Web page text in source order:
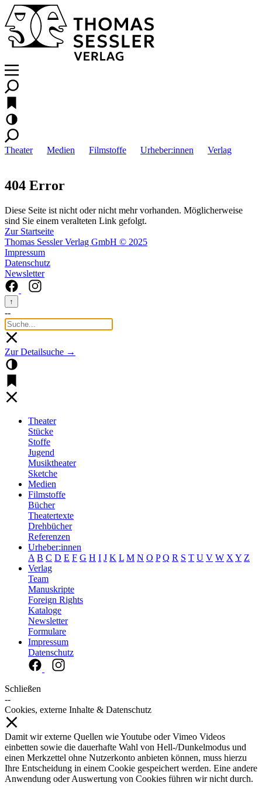
Theater Medien Filmstoffe Urheber:innen Verlag
404 Error
Diese Seite ist nicht oder nicht mehr vorhanden. Möglicherweise
sind Sie einem veralteten Link gefolgt.
Zur Startseite
Thomas Sessler Verlag GmbH © 2025
Impressum
Datenschutz
Newsletter
↑
--
Zur Detailsuche →
Theater
Stücke
Stoffe
Jugend
Musiktheater
Sketche
Medien
Filmstoffe
Bücher
Theatertexte
Drehbücher
Referenzen
Urheber:innen
A B C D E F G H I J K L M N O P Q R S T U V W X Y Z
Verlag
Team
Manuskripte
Foreign Rights
Kataloge
Newsletter
Formulare
Impressum
Datenschutz
Schließen
--
Cookies, externe Inhalte & Datenschutz
Damit wir externe Quellen wie Youtube oder Vimeo Videos
einbetten sowie die dauerhafte Wahl von Hell-/Dunkelmodus und
einen Merkzettel ohne Nutzerkonto anbieten können, muss hierzu
Ihre Entscheidung in einem Cookie gespeichert werden. Eine andere
Anwendung oder Auswertung von Cookies führen wir nicht durch.